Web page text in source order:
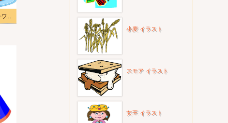
誕生日ケーキとナンバーワンのキャンドルのイラスト
小麦 イラスト
スモア イラスト
女王 イラスト